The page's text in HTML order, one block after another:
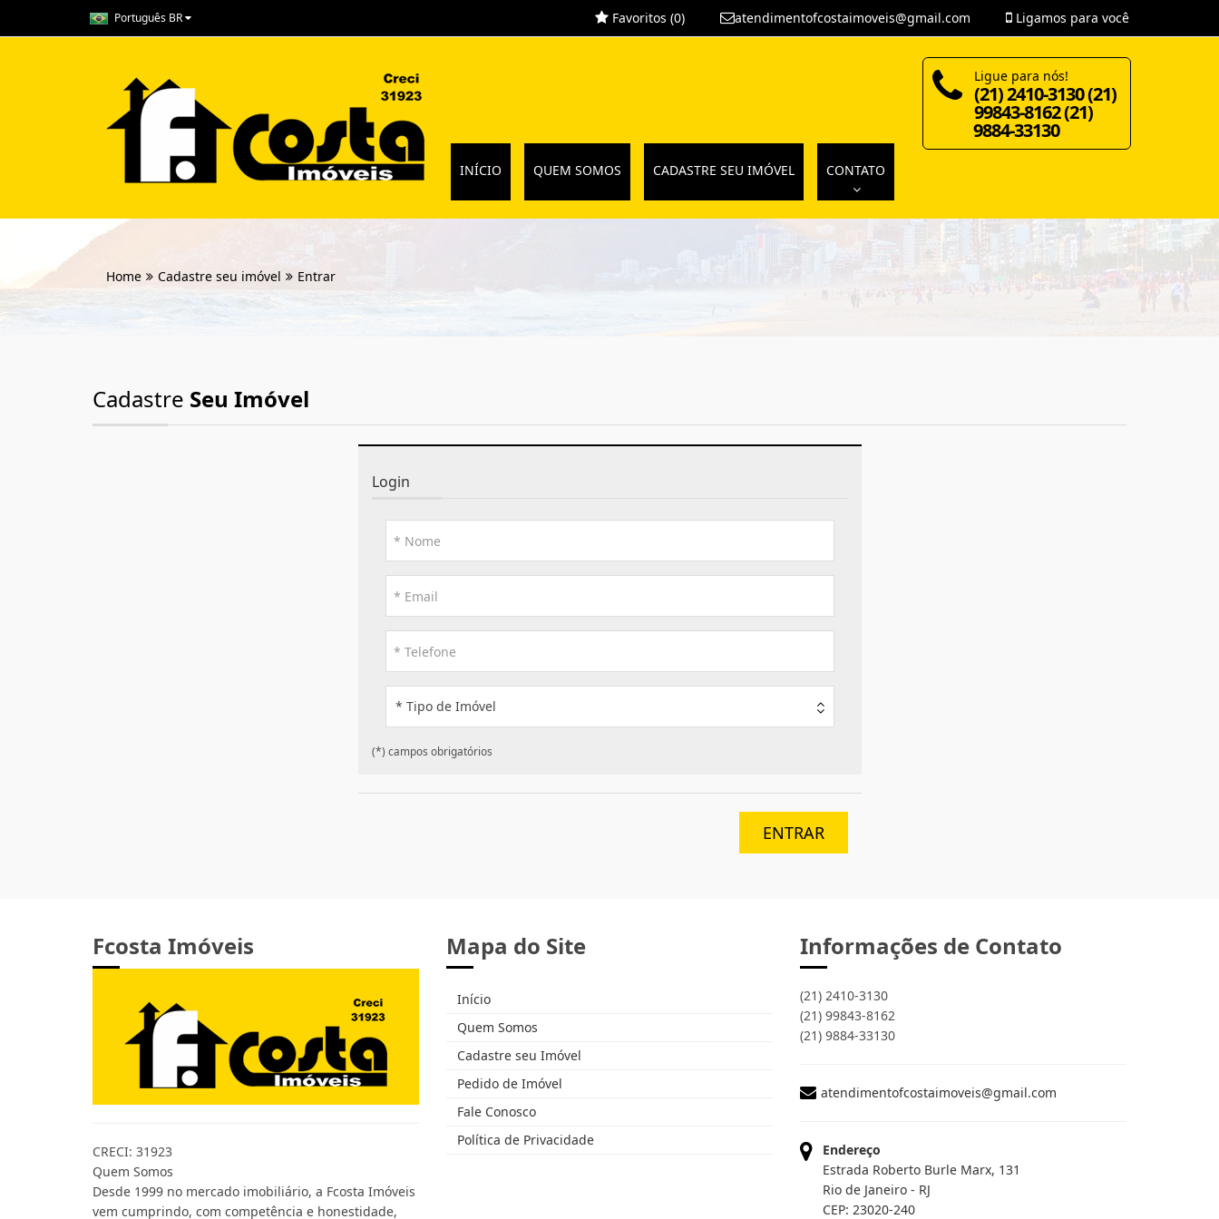
Português BR Ligamos para você
atendimentofcostaimoveis@gmail.com
Favoritos (0)
INÍCIO QUEM SOMOS CADASTRE SEU IMÓVEL CONTATO
Ligue para nós!
(21) 2410-3130 (21)
99843-8162 (21)
9884-33130
Home Cadastre seu imóvel Entrar
Cadastre Seu Imóvel
Login
* Tipo de Imóvel
(*) campos obrigatórios
ENTRAR
Fcosta Imóveis
CRECI: 31923
Quem Somos
Desde 1999 no mercado imobiliário, a Fcosta Imóveis
vem cumprindo, com competência e honestidade,
Mapa do Site
Início
Quem Somos
Cadastre seu Imóvel
Pedido de Imóvel
Fale Conosco
Política de Privacidade
Informações de Contato
(21) 2410-3130
(21) 99843-8162
(21) 9884-33130
atendimentofcostaimoveis@gmail.com
Endereço
Estrada Roberto Burle Marx, 131
Rio de Janeiro - RJ
CEP: 23020-240